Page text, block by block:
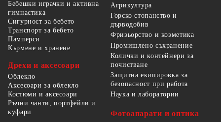
Бебешки играчки и активна
гимнастика
Сигурност за бебето
Транспорт за бебето
Памперси
Кърмене и хранене
Дрехи и аксесоари
Облекло
Аксесоари за облекло
Костюми и аксесоари
Ръчни чанти, портфейли и
куфари
Агрикултура
Горско стопанство и
дърводобив
Фризьорство и козметика
Промишлено съхранение
Колички и контейнери за
почистване
Защитна екипировка за
безопасност при работа
Наука и лаборатории
Фотоапарати и оптика